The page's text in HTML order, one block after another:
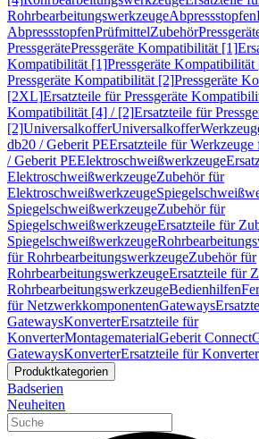
RohrbearbeitungswerkzeugeAbpressstopfen
AbpressstopfenPrüfmittelZubehör
PressgerätePressgeräte Kompatibilität [1]
Kompatibilität [1]Pressgeräte Kompatibilität
Pressgeräte Kompatibilität [2]Pressgeräte
[2XL]Ersatzteile für Pressgeräte
Kompatibilität [4] / [2]Ersatzteile für
[2]UniversalkofferUniversalkoffer
db20 / Geberit PEErsatzteile für
/ Geberit PEElektroschweißwerkzeuge
ElektroschweißwerkzeugeZubehör für
Elektroschweißwerkzeuge
SpiegelschweißwerkzeugeZubehör für
SpiegelschweißwerkzeugeErsatzteile für
Spiegelschweißwerkzeuge
für RohrbearbeitungswerkzeugeZubehör für
RohrbearbeitungswerkzeugeErsatzteile für
RohrbearbeitungswerkzeugeBedienhilfen
für NetzwerkkomponentenGateways
GatewaysKonverterErsatzteile für
KonverterMontagematerialGeberit Connect
GatewaysKonverterErsatzteile für Konverter
Produktkategorien
Badserien
Neuheiten